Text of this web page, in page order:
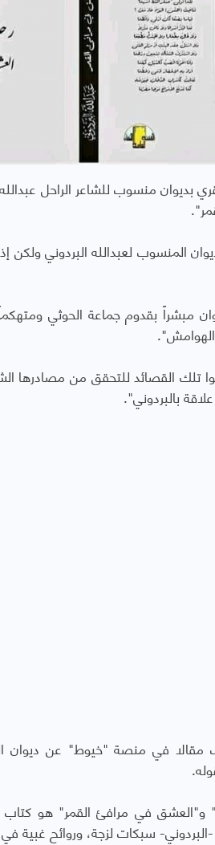
بديوان منسوب للشاعر الراحل
المنسوب لعبدالله البردوني
مبشراً بقدوم جماعة الحوثي
تلك القصائد للتحقق من مصادرها
بالبردوني".
مقالا في منصة "خيوط" عن ديوان
في مرافئ القمر" هو كتاب
سبكات لزجة، وروائح غبية